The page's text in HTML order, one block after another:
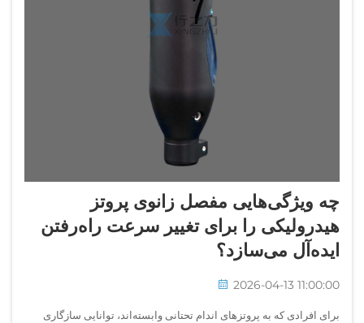
چه ویژگی‌هایی مفصل زانوی پروتز
هیدرولیکی را برای تغییر سرعت راه‌رفتن
ایده‌آل می‌سازد؟
2026-04-13 11:00:00
برای افرادی که به پروتزهای اندام تحتانی وابسته‌اند، توانایی سازگاری